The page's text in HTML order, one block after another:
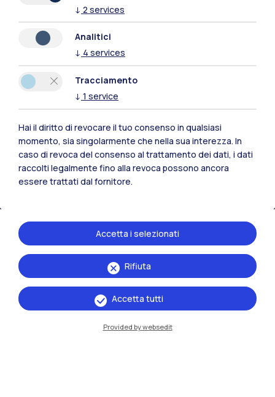
Polimi Community
Tutti i siti dell’ecosistema
Residenze Frontiere
↓ 2 services
Analitici
↓ 4 services
Tracciamento
↓ 1 service
Hai il diritto di revocare il tuo consenso in qualsiasi
momento, sia singolarmente che nella sua interezza. In
caso di revoca del consenso al trattamento dei dati, i dati
raccolti legalmente fino alla revoca possono ancora
essere trattati dal fornitore.
Rifiuta
Accetta i selezionati
Accetta tutti
Provided by websedit